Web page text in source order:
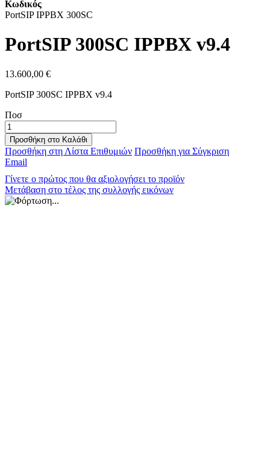
Κωδικός
PortSIP IPPBX 300SC
PortSIP 300SC IPPBX v9.4
13.600,00 €
PortSIP 300SC IPPBX v9.4
Ποσ
Προσθήκη στο Καλάθι
Προσθήκη στη Λίστα Επιθυμιών Προσθήκη για Σύγκριση
Email
Γίνετε ο πρώτος που θα αξιολογήσει το προϊόν
Μετάβαση στο τέλος της συλλογής εικόνων